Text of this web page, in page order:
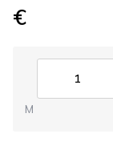
€
M